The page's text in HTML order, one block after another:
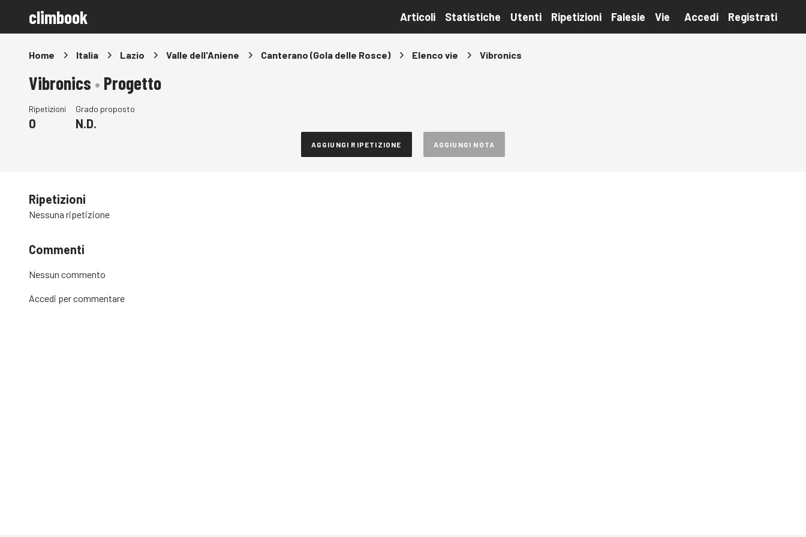
climbook Articoli Statistiche Utenti Ripetizioni Falesie Vie Accedi Registrati
Home Italia Lazio Valle dell'Aniene Canterano (Gola delle Rosce) Elenco vie Vibronics
Vibronics • Progetto
Ripetizioni
0
Grado proposto
N.D.
AGGIUNGI RIPETIZIONE AGGIUNGI NOTA
Ripetizioni
Nessuna ripetizione
Commenti
Nessun commento
Accedi per commentare